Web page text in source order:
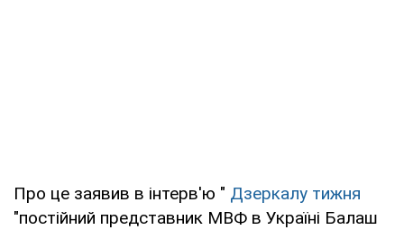
Про це заявив в інтерв'ю " Дзеркалу тижня
"постійний представник МВФ в Україні Балаш